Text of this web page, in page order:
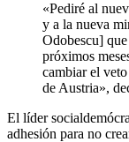
«Pediré al
y a la nueva
Odobescu]
próximos
cambiar el
de Austria»,
El líder
adhesión para no